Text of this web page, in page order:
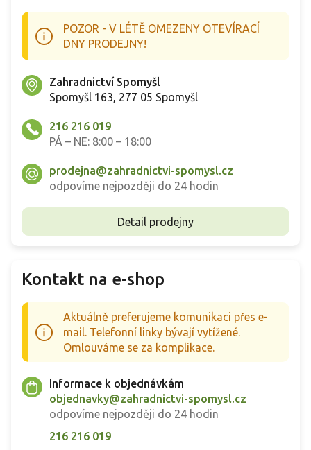
POZOR - V LÉTĚ OMEZENY OTEVÍRACÍ
DNY PRODEJNY!
Zahradnictví Spomyšl
Spomyšl 163, 277 05 Spomyšl
216 216 019
PÁ – NE: 8:00 – 18:00
prodejna@zahradnictvi-spomysl.cz
odpovíme nejpozději do 24 hodin
Detail prodejny
Kontakt na e-shop
Aktuálně preferujeme komunikaci přes e-
mail. Telefonní linky bývají vytížené.
Omlouváme se za komplikace.
Informace k objednávkám
objednavky@zahradnictvi-spomysl.cz
odpovíme nejpozději do 24 hodin
216 216 019